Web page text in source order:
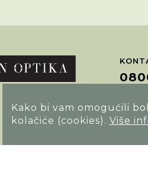
Kako bi vam omogućili
kolačiće (cookies). Više